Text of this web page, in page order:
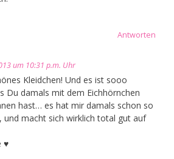
Antworten
um 10:31 p.m. Uhr
Kleidchen! Und es ist sooo
Du damals mit dem Eichhörnchen
hast… es hat mir damals schon so
und macht sich wirklich total gut auf
♥